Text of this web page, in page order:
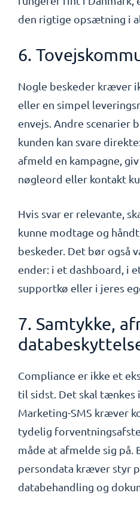
den rigtige opsætning i
6.
Nogle beskeder kræver
eller en simpel
envejs. Andre scenarier
kunden kan svare
afmeld en kampagne,
nøgleord eller kontakt
Hvis svar er relevante,
kunne modtage og
beskeder. Det bør også
ender: i et dashboard, i
supportkø eller i jeres
7. Samtykke,
Compliance er ikke et
til sidst. Det skal tænkes
Marketing-SMS kræver
tydelig
måde at afmelde sig på.
persondata kræver styr
databehandling og